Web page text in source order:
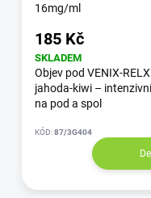
16mg/ml
185 Kč
SKLADEM
Objev pod VENIX-
jahoda-kiwi –
na pod a spol
KÓD:87/3G404